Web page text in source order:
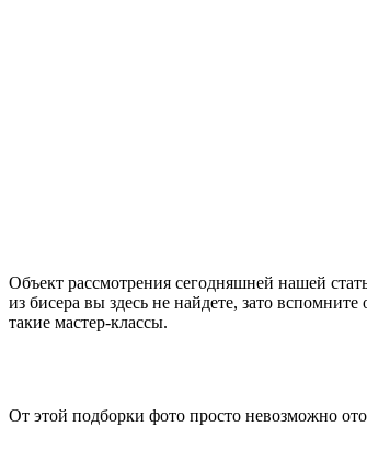
Объект рассмотрения сегодняшней нашей
из бисера вы здесь не найдете, зато
такие мастер-классы.
От этой подборки фото просто невозможно